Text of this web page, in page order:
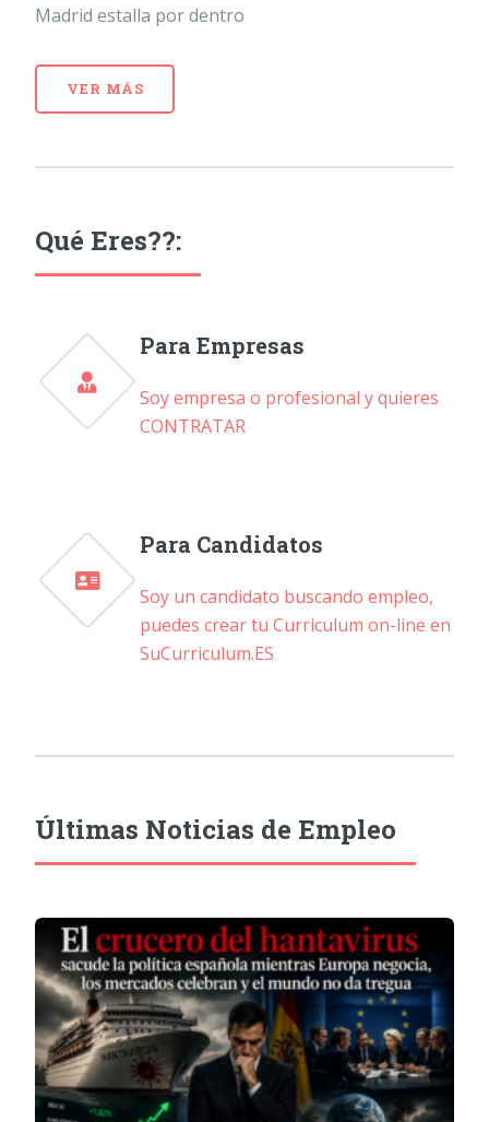
Madrid estalla por dentro
VER MÁS
Qué Eres??:
Para Empresas
Soy empresa o profesional y quieres
CONTRATAR
Para Candidatos
Soy un candidato buscando empleo,
puedes crear tu Curriculum on-line en
SuCurriculum.ES
Últimas Noticias de Empleo